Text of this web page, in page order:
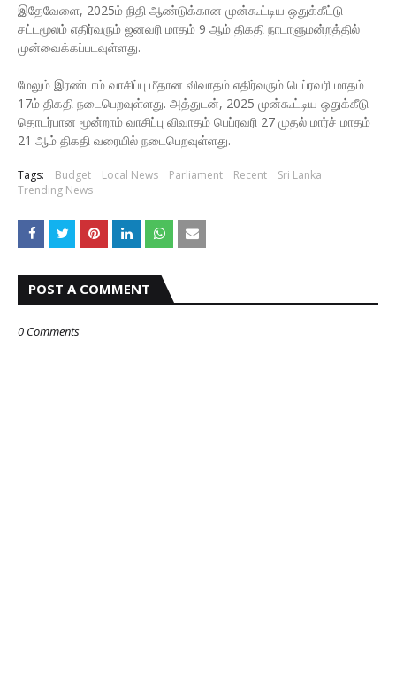
இதேவேளை, 2025ம் நிதி ஆண்டுக்கான முன்கூட்டிய ஒதுக்கீட்டு
சட்டமூலம் எதிர்வரும் ஜனவரி மாதம் 9 ஆம் திகதி நாடாளுமன்றத்தில்
முன்வைக்கப்படவுள்ளது.
மேலும் இரண்டாம் வாசிப்பு மீதான விவாதம் எதிர்வரும் பெப்ரவரி மாதம்
17ம் திகதி நடைபெறவுள்ளது. அத்துடன், 2025 முன்கூட்டிய ஒதுக்கீடு
தொடர்பான மூன்றாம் வாசிப்பு விவாதம் பெப்ரவரி 27 முதல் மார்ச் மாதம்
21 ஆம் திகதி வரையில் நடைபெறவுள்ளது.
Tags: Budget Local News Parliament Recent
Sri Lanka
Trending News
POST A COMMENT
0 Comments